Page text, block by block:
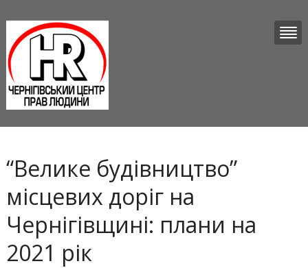
“Велике будівництво”
місцевих доріг на
Чернігівщині: плани на
2021 рік